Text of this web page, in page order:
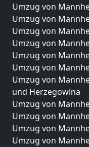
Umzug von
Umzug von
Umzug von
Umzug von
Umzug von
Umzug von
Umzug von
und Herzegowina
Umzug von
Umzug von
Umzug von
Umzug von